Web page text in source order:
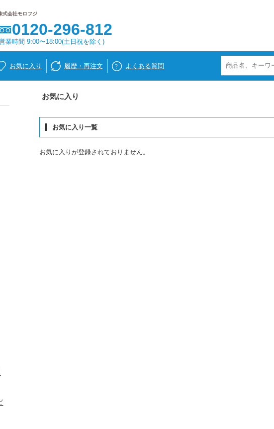
式会社モロフジ
0120-296-812
業時間 9:00〜18:00(土日祝を除く)
お気に入り 履歴・再注文 よくある質問
お気に入り
お気に入り一覧
お気に入りが登録されておりません。